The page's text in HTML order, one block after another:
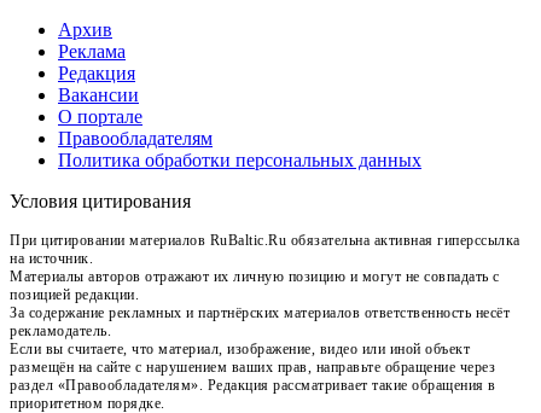
Архив
Реклама
Редакция
Вакансии
О портале
Правообладателям
Политика обработки персональных данных
Условия цитирования
При цитировании материалов RuBaltic.Ru обязательна активная гиперссылка
на источник.
Материалы авторов отражают их личную позицию и могут не совпадать с
позицией редакции.
За содержание рекламных и партнёрских материалов ответственность несёт
рекламодатель.
Если вы считаете, что материал, изображение, видео или иной объект
размещён на сайте с нарушением ваших прав, направьте обращение через
раздел «Правообладателям». Редакция рассматривает такие обращения в
приоритетном порядке.